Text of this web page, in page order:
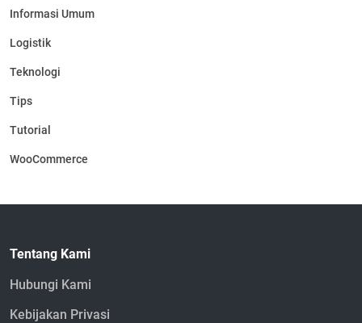
Informasi Umum
Logistik
Teknologi
Tips
Tutorial
WooCommerce
Tentang Kami
Hubungi Kami
Kebijakan Privasi